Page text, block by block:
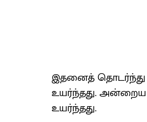
இதனைத் தொடர்ந்து
உயர்ந்தது. அன்றைய
உயர்ந்தது.